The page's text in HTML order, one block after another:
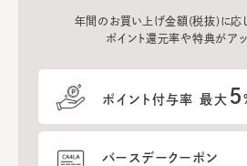
年間のお買い上げ金額(税抜)に応
ポイント還元率や特典がアッ
ポイント付与率 最大 5
バースデークーポン